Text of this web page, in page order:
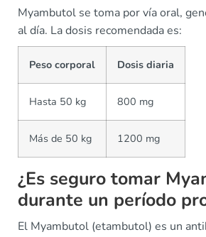
Myambutol se toma por vía oral,
al día. La dosis recomendada es:
Peso corporal Dosis diaria
Hasta 50 kg 800 mg
Más de 50 kg 1200 mg
¿Es seguro tomar
durante un período
El Myambutol (etambutol) es un